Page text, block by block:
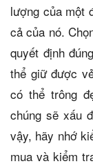
lượng của một
cả của nó.
quyết định
thể giữ được
có thể trông
chúng sẽ xấu
vậy, hãy nhớ
mua và kiểm